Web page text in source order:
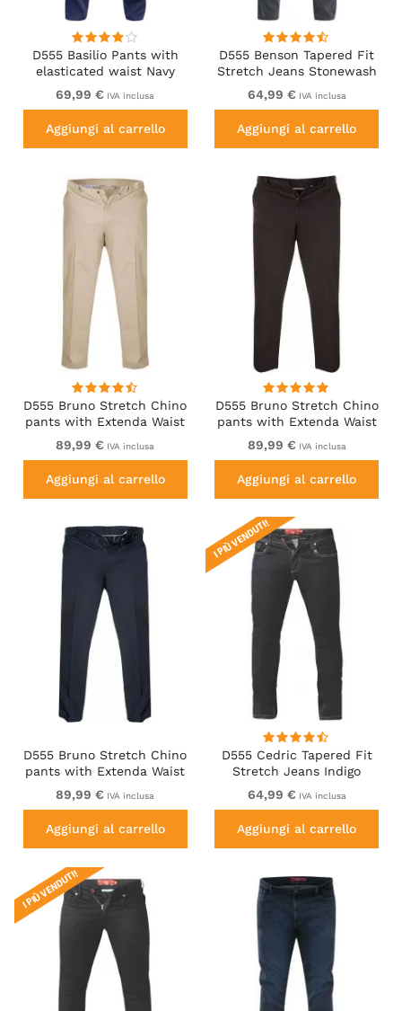
D555 Basilio Pants with
elasticated waist Navy
69,99 € IVA inclusa
Aggiungi al carrello
D555 Benson Tapered Fit
Stretch Jeans Stonewash
64,99 € IVA inclusa
Aggiungi al carrello
D555 Bruno Stretch Chino
pants with Extenda Waist
Beige
89,99 € IVA inclusa
Aggiungi al carrello
D555 Bruno Stretch Chino
pants with Extenda Waist
Black
89,99 € IVA inclusa
Aggiungi al carrello
D555 Bruno Stretch Chino
pants with Extenda Waist
Indigo Blue
89,99 € IVA inclusa
Aggiungi al carrello
D555 Cedric Tapered Fit
Stretch Jeans Indigo
I PIÙ VENDUTI!
64,99 € IVA inclusa
Aggiungi al carrello
I PIÙ VENDUTI!